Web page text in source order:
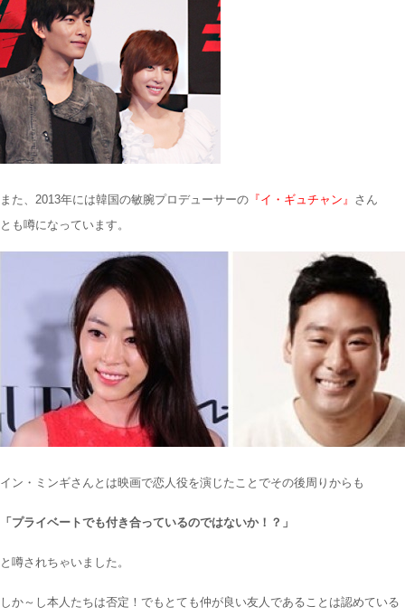
また、2013年には韓国の敏腕プロデューサーの 『イ・ギュチャン』 さん
とも噂になっています。
イン・ミンギさんとは映画で恋人役を演じたことでその後周りからも
「プライベートでも付き合っているのではないか！？」
と噂されちゃいました。
しか～し本人たちは否定！でもとても仲が良い友人であることは認めている